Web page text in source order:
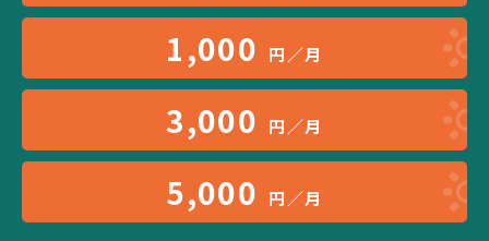
1,000 円／月
3,000 円／月
5,000 円／月